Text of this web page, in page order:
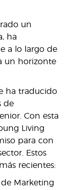
un
ha
a lo largo de
un horizonte
ha traducido
de
Con esta
Living
para con
Estos
recientes:
de Marketing